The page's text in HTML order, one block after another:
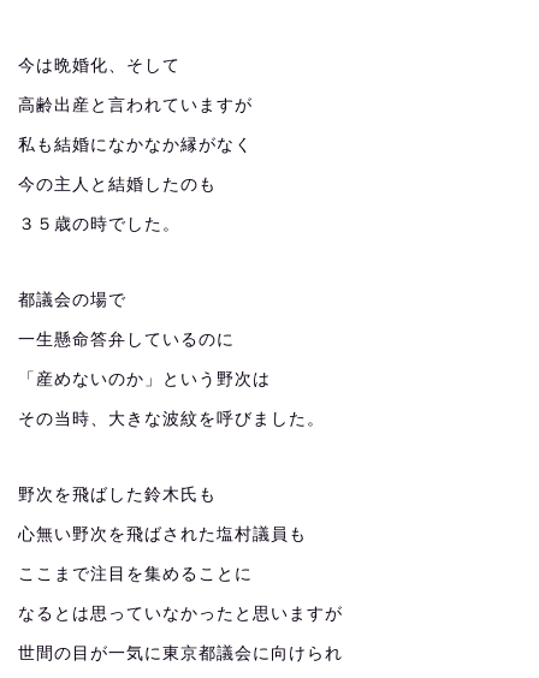
今は晩婚化、そして
高齢出産と言われていますが
私も結婚になかなか縁がなく
今の主人と結婚したのも
３５歳の時でした。
都議会の場で
一生懸命答弁しているのに
「産めないのか」という野次は
その当時、大きな波紋を呼びました。
野次を飛ばした鈴木氏も
心無い野次を飛ばされた塩村議員も
ここまで注目を集めることに
なるとは思っていなかったと思いますが
世間の目が一気に東京都議会に向けられ